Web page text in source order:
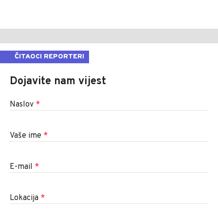
ČITAOCI REPORTERI
Dojavite nam vijest
Naslov *
Vaše ime *
E-mail *
Lokacija *